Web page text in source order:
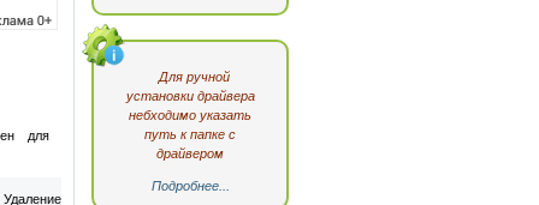
Для ручной
установки драйвера
небходимо указать
путь к папке с
драйвером
Подробнее...
для